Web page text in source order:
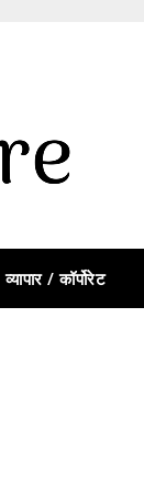
व्यापार / कॉर्पोरेट